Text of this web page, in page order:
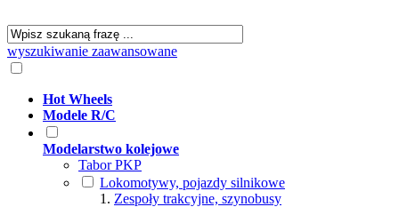
wyszukiwanie zaawansowane
Hot Wheels
Modele R/C
Modelarstwo kolejowe
Tabor PKP
Lokomotywy, pojazdy silnikowe
Zespoły trakcyjne, szynobusy